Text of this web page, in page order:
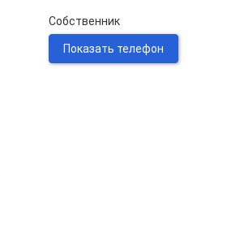
Собственник
Показать телефон